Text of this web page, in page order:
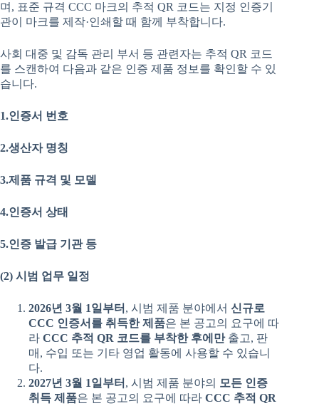
며, 표준 규격 CCC 마크의 추적 QR 코드는 지정 인증기
관이 마크를 제작·인쇄할 때 함께 부착합니다.
사회 대중 및 감독 관리 부서 등 관련자는 추적 QR 코드
를 스캔하여 다음과 같은 인증 제품 정보를 확인할 수 있
습니다.
1.인증서 번호
2.생산자 명칭
3.제품 규격 및 모델
4.인증서 상태
5.인증 발급 기관 등
(2) 시범 업무 일정
2026년 3월 1일부터 , 시범 제품 분야에서 신규로
CCC 인증서를 취득한 제품은 본 공고의 요구에 따
라 CCC 추적 QR 코드를 부착한 후에만출고, 판
매, 수입 또는 기타 영업 활동에 사용할 수 있습니
다.
2027년 3월 1일부터 , 시범 제품 분야의 모든 인증
취득 제품은 본 공고의 요구에 따라 CCC 추적 QR